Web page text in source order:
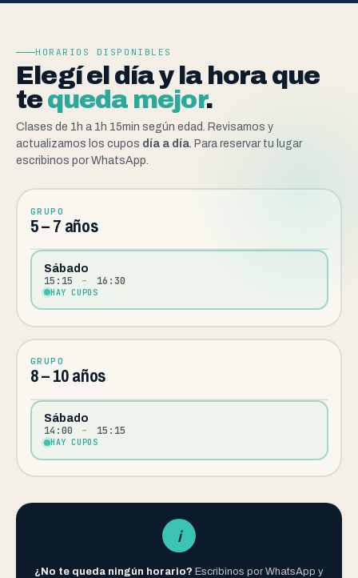
HORARIOS DISPONIBLES
Elegí el día y la hora que
te queda mejor.
Clases de 1h a 1h 15min según edad. Revisamos y
actualizamos los cupos día a día. Para reservar tu lugar
escribinos por WhatsApp.
GRUPO
5 – 7 años
Sábado
15:15 – 16:30
HAY CUPOS
GRUPO
8 – 10 años
Sábado
14:00 – 15:15
HAY CUPOS
i
¿No te queda ningún horario? Escribinos por WhatsApp y